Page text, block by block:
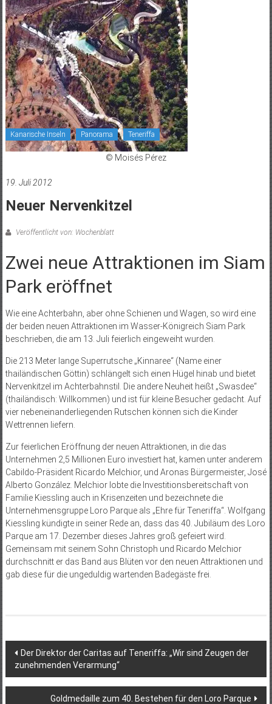
Kanarische Inseln Panorama Teneriffa
© Moisés Pérez
19. Juli 2012
Neuer Nervenkitzel
Veröffentlicht von: Wochenblatt
Zwei neue Attraktionen im Siam
Park eröffnet
Wie eine Achterbahn, aber ohne Schienen und Wagen, so wird eine
der beiden neuen Attraktionen im Wasser-Königreich Siam Park
beschrieben, die am 13. Juli feierlich eingeweiht wurden.
Die 213 Meter lange Superrutsche „Kinnaree“ (Name einer
thailändischen Göttin) schlängelt sich einen Hügel hinab und bietet
Nervenkitzel im Achterbahnstil. Die andere Neuheit heißt „Swasdee“
(thailändisch: Willkommen) und ist für kleine Besucher gedacht. Auf
vier nebeneinanderliegenden Rutschen können sich die Kinder
Wettrennen liefern.
Zur feierlichen Eröffnung der neuen Attraktionen, in die das
Unternehmen 2,5 Millionen Euro investiert hat, kamen unter anderem
Cabildo-Präsident Ricardo Melchior, und Aronas Bürgermeister, José
Alberto González. Melchior lobte die Investitionsbereitschaft von
Familie Kiessling auch in Krisenzeiten und bezeichnete die
Unternehmensgruppe Loro Parque als „Ehre für Teneriffa“. Wolfgang
Kiessling kündigte in seiner Rede an, dass das 40. Jubiläum des Loro
Parque am 17. Dezember dieses Jahres groß gefeiert wird.
Gemeinsam mit seinem Sohn Christoph und Ricardo Melchior
durchschnitt er das Band aus Blüten vor den neuen Attraktionen und
gab diese für die ungeduldig wartenden Badegäste frei.
Beitragsnavigation
Der Direktor der Caritas auf Teneriffa: „Wir sind Zeugen der
zunehmenden Verarmung“
Goldmedaille zum 40. Bestehen für den Loro Parque